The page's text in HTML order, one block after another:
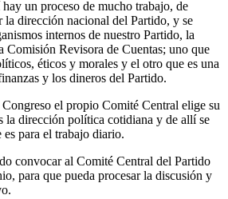
un proceso de mucho trabajo, de
la dirección nacional del Partido, y se
internos de nuestro Partido, la
Revisora de Cuentas; uno que
éticos y morales y el otro que es una
y los dineros del Partido.
el propio Comité Central elige su
la dirección política cotidiana y de allí se
para el trabajo diario.
convocar al Comité Central del Partido
para que pueda procesar la discusión y